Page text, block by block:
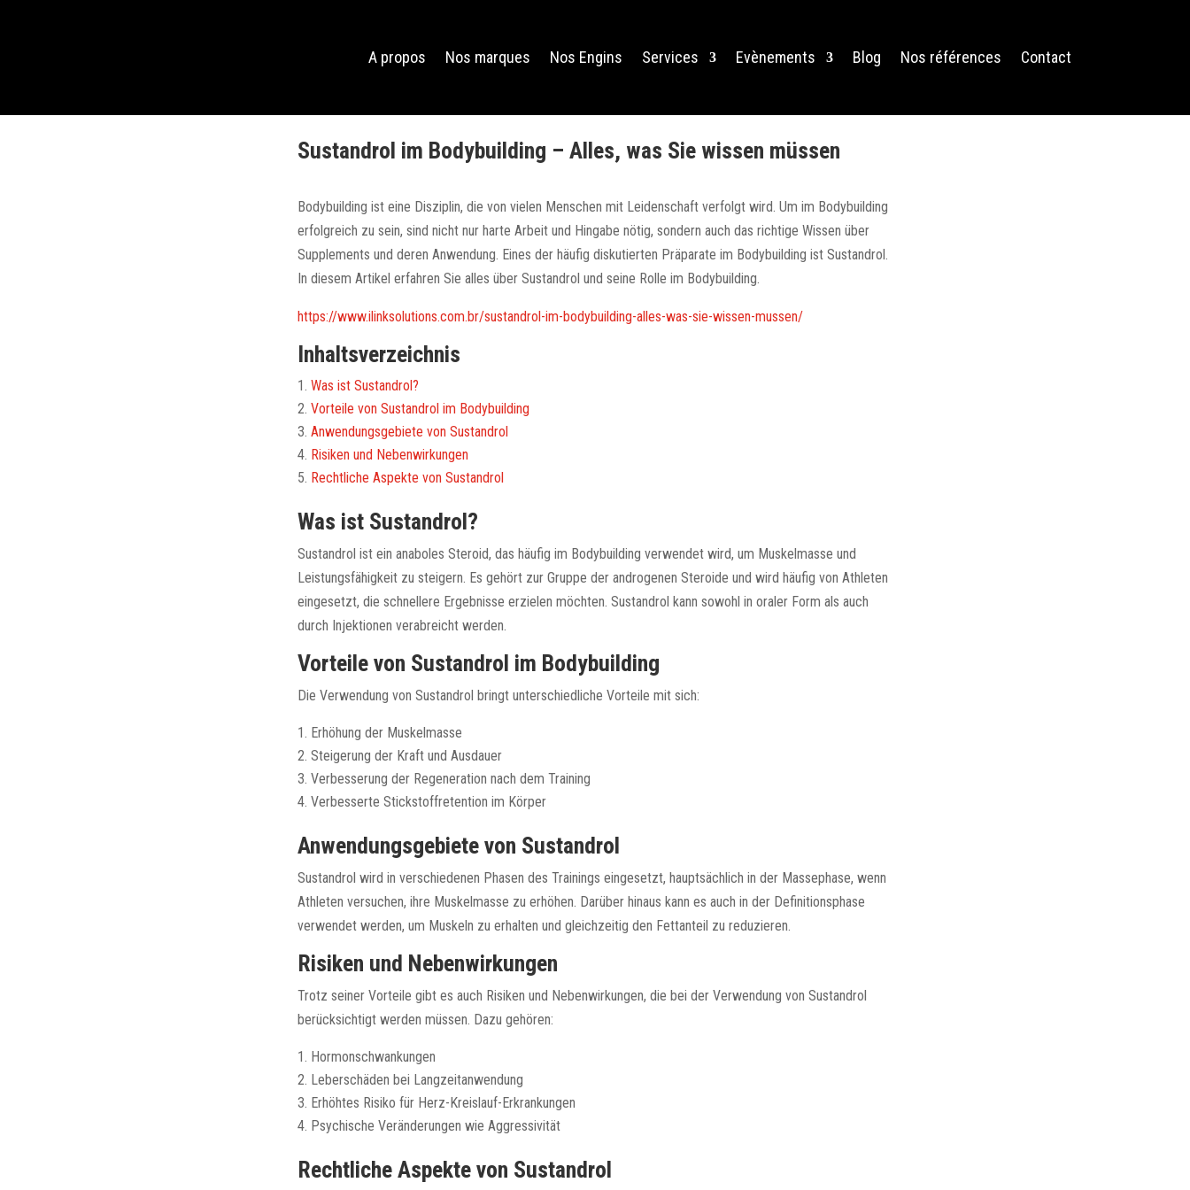
A propos Nos marques Nos Engins Services Evènements Blog Nos références Contact
Sustandrol im Bodybuilding – Alles, was Sie wissen müssen
Bodybuilding ist eine Disziplin, die von vielen Menschen mit Leidenschaft verfolgt wird. Um im Bodybuilding
erfolgreich zu sein, sind nicht nur harte Arbeit und Hingabe nötig, sondern auch das richtige Wissen über
Supplements und deren Anwendung. Eines der häufig diskutierten Präparate im Bodybuilding ist Sustandrol.
In diesem Artikel erfahren Sie alles über Sustandrol und seine Rolle im Bodybuilding.
https://www.ilinksolutions.com.br/sustandrol-im-bodybuilding-alles-was-sie-wissen-mussen/
Inhaltsverzeichnis
Was ist Sustandrol?
Vorteile von Sustandrol im Bodybuilding
Anwendungsgebiete von Sustandrol
Risiken und Nebenwirkungen
Rechtliche Aspekte von Sustandrol
Was ist Sustandrol?
Sustandrol ist ein anaboles Steroid, das häufig im Bodybuilding verwendet wird, um Muskelmasse und
Leistungsfähigkeit zu steigern. Es gehört zur Gruppe der androgenen Steroide und wird häufig von Athleten
eingesetzt, die schnellere Ergebnisse erzielen möchten. Sustandrol kann sowohl in oraler Form als auch
durch Injektionen verabreicht werden.
Vorteile von Sustandrol im Bodybuilding
Die Verwendung von Sustandrol bringt unterschiedliche Vorteile mit sich:
Erhöhung der Muskelmasse
Steigerung der Kraft und Ausdauer
Verbesserung der Regeneration nach dem Training
Verbesserte Stickstoffretention im Körper
Anwendungsgebiete von Sustandrol
Sustandrol wird in verschiedenen Phasen des Trainings eingesetzt, hauptsächlich in der Massephase, wenn
Athleten versuchen, ihre Muskelmasse zu erhöhen. Darüber hinaus kann es auch in der Definitionsphase
verwendet werden, um Muskeln zu erhalten und gleichzeitig den Fettanteil zu reduzieren.
Risiken und Nebenwirkungen
Trotz seiner Vorteile gibt es auch Risiken und Nebenwirkungen, die bei der Verwendung von Sustandrol
berücksichtigt werden müssen. Dazu gehören:
Hormonschwankungen
Leberschäden bei Langzeitanwendung
Erhöhtes Risiko für Herz-Kreislauf-Erkrankungen
Psychische Veränderungen wie Aggressivität
Rechtliche Aspekte von Sustandrol